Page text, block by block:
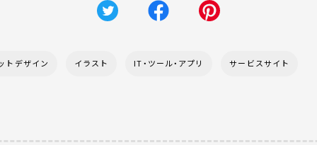
トデザイン イラスト IT・ツール・アプリ サービスサイト